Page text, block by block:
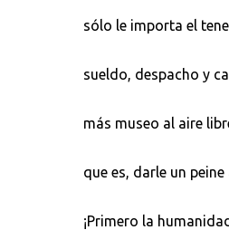
sólo le importa el
sueldo, despacho y
más museo al aire
que es, darle un
¡Primero la